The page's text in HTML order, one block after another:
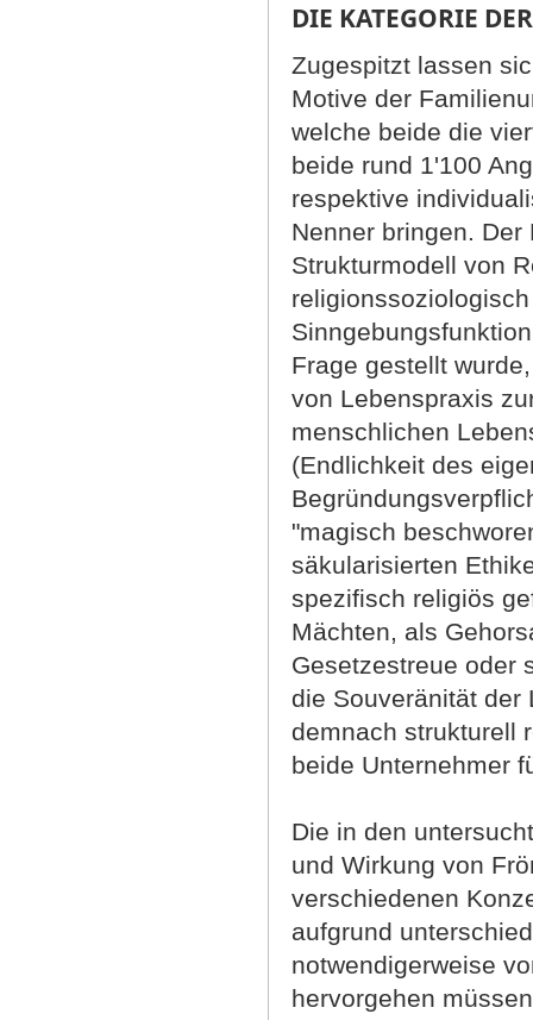
DIE KATEGORIE
Zugespitzt lassen
Motive der
welche beide die
beide rund 1'100
respektive
Nenner bringen.
Strukturmodell von
Frage gestellt
von Lebenspraxis
menschlichen
(Endlichkeit des
"magisch
säkularisierten
spezifisch religiös
Mächten, als
Gesetzestreue oder
die Souveränität der
demnach strukturell
beide Unternehmer
Die in den
und Wirkung von
verschiedenen
aufgrund
notwendigerweise
hervorgehen